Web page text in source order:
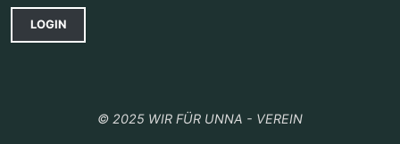
LOGIN
© 2025 WIR FÜR UNNA - VEREIN